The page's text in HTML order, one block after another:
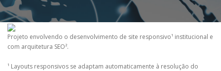
Projeto envolvendo o desenvolvimento de site responsivo¹ institucional e
com arquitetura SEO².
¹ Layouts responsivos se adaptam automaticamente à resolução do